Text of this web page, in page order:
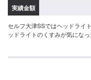
実績金額
セルフ大津SSではヘッドライ
ッドライトのくすみが気にな